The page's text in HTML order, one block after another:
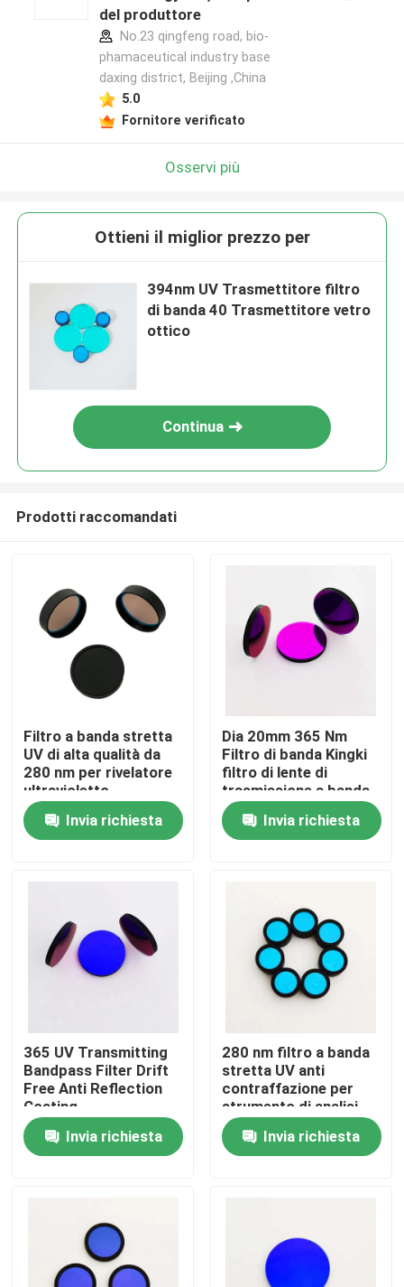
Casa
Prodotti
Chi siamo
Controllo di qualità
Contattaci
Filtro a banda ottica
Filtro a banda fluorescente
del produttore
No.23 qingfeng road, bio-
phamaceutical industry base
daxing district, Beijing ,China
5.0
Fornitore verificato
Osservi più
Ottieni il miglior prezzo per
394nm UV Trasmettitore filtro
di banda 40 Trasmettitore vetro
ottico
Continua
Prodotti raccomandati
Filtro a banda stretta
UV di alta qualità da
280 nm per rivelatore
ultravioletto
Invia richiesta
Dia 20mm 365 Nm
Filtro di banda Kingki
filtro di lente di
trasmissione a banda
ultravioletta
Invia richiesta
365 UV Transmitting
Bandpass Filter Drift
Free Anti Reflection
Coating
Invia richiesta
280 nm filtro a banda
stretta UV anti
contraffazione per
strumento di analisi
Invia richiesta